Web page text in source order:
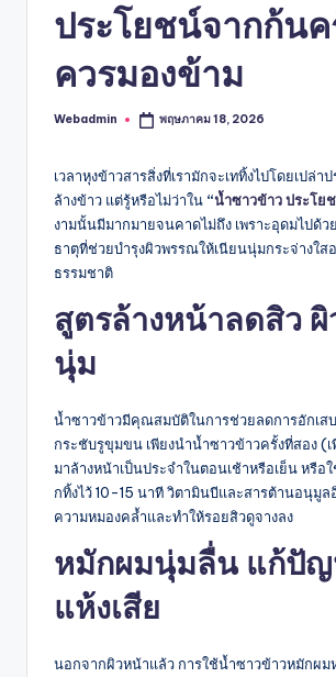
ประโยชน์จากก้น
ควรมองข้าม
Posted
Webadmin พฤษภาคม 18, 2026
เวลาหุงข้าวสารสิ่งที่เรามักจะเททิ้งไปโดยเปล่
ล้างข้าว แต่รู้หรือไม่ว่าใน “น้ำซาวข้าว ประโย
งามนั้นมีมากมายจนคาดไม่ถึง เพราะอุดมไปด้
ธาตุที่ช่วยบำรุงผิวพรรณให้เนียนนุ่มกระจ่างใส
ธรรมชาติ
สูตรล้างหน้าลดสิว ผิ
นุ่ม
น้ำซาวข้าวมีคุณสมบัติในการช่วยลดการอักเส
กระชับรูขุมขน เพียงนำน้ำซาวข้าวครั้งที่สอง (
มาล้างหน้าเป็นประจำในตอนเช้าหรือเย็น หรือ
กทิ้งไว้ 10-15 นาที วิตามินบีและสารต้านอนุมู
ความหมองคล้ำและทำให้รอยสิวดูจางลง
หมักผมนุ่มลื่น แก้ปั
แห้งเสีย
นอกจากผิวหน้าแล้ว การใช้น้ำซาวข้าวหมักผม